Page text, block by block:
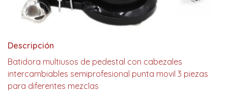
Descripción
Batidora multiusos de pedestal con cabezales
intercambiables semiprofesional punta movil 3 piezas
para diferentes mezclas